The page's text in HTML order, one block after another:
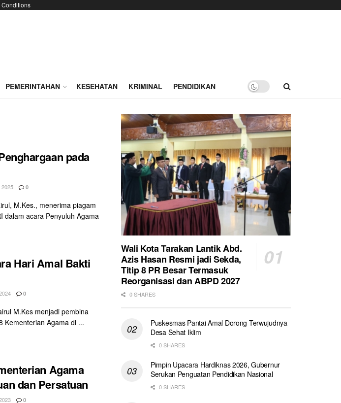
Conditions
PEMERINTAHAN KESEHATAN KRIMINAL PENDIDIKAN
pada
0
M.Kes., menerima piagam
dalam acara Penyuluh Agama
Hari Amal Bakti
0
M.Kes menjadi pembina
Kementerian Agama di ...
Agama
dan Persatuan
0
Wali Kota Tarakan Lantik Abd.
Azis Hasan Resmi jadi Sekda,
Titip 8 PR Besar Termasuk
Reorganisasi dan ABPD 2027
0 SHARES
Puskesmas Pantai Amal Dorong Terwujudnya
Desa Sehat Iklim
0 SHARES
Pimpin Upacara Hardiknas 2026, Gubernur
Serukan Penguatan Pendidikan Nasional
0 SHARES